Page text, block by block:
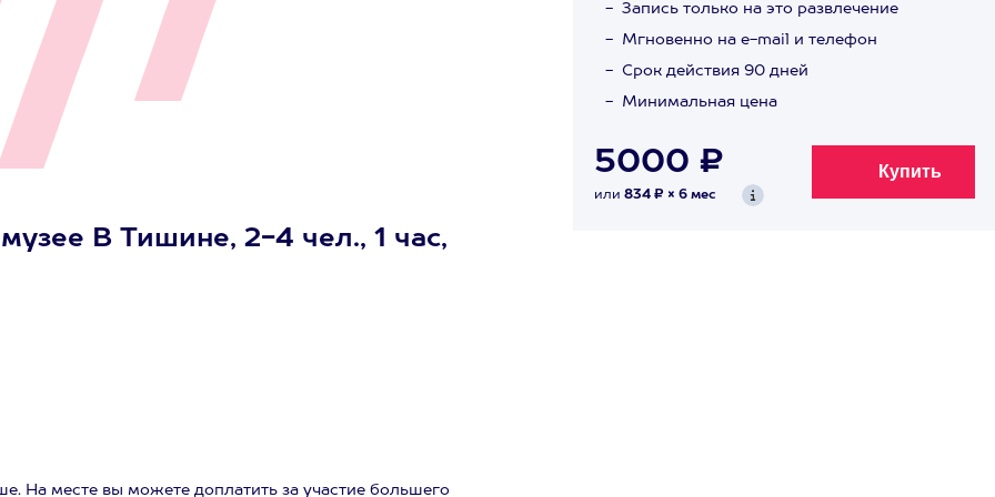
В Тишине, 2-4 чел., 1 час,
На месте вы можете доплатить за участие большего
Запись только на это развлечение
Мгновенно на e-mail и телефон
Срок действия 90 дней
Минимальная цена
5000 ₽
или 834 ₽ × 6 мес